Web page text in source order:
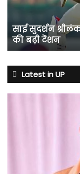
मैनेजमेंट
की
बढ़ी
साई सुदर्शन
की बढ़ी टेंशन
Latest in UP